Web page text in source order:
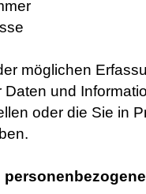
möglichen
und
oder die Sie in